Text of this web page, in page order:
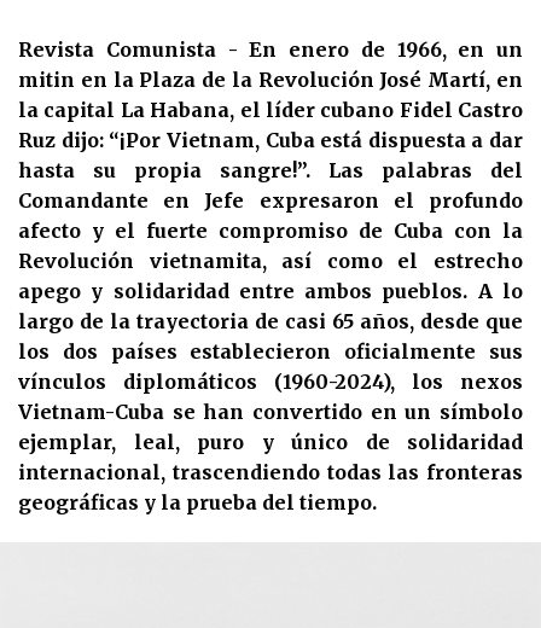
Revista Comunista - En enero de 1966, en un
mitin en la Plaza de la Revolución José Martí, en
la capital La Habana, el líder cubano Fidel Castro
Ruz dijo: “¡Por Vietnam, Cuba está dispuesta a dar
hasta su propia sangre!”. Las palabras del
Comandante en Jefe expresaron el profundo
afecto y el fuerte compromiso de Cuba con la
Revolución vietnamita, así como el estrecho
apego y solidaridad entre ambos pueblos. A lo
largo de la trayectoria de casi 65 años, desde que
los dos países establecieron oficialmente sus
vínculos diplomáticos (1960-2024), los nexos
Vietnam-Cuba se han convertido en un símbolo
ejemplar, leal, puro y único de solidaridad
internacional, trascendiendo todas las fronteras
geográficas y la prueba del tiempo.